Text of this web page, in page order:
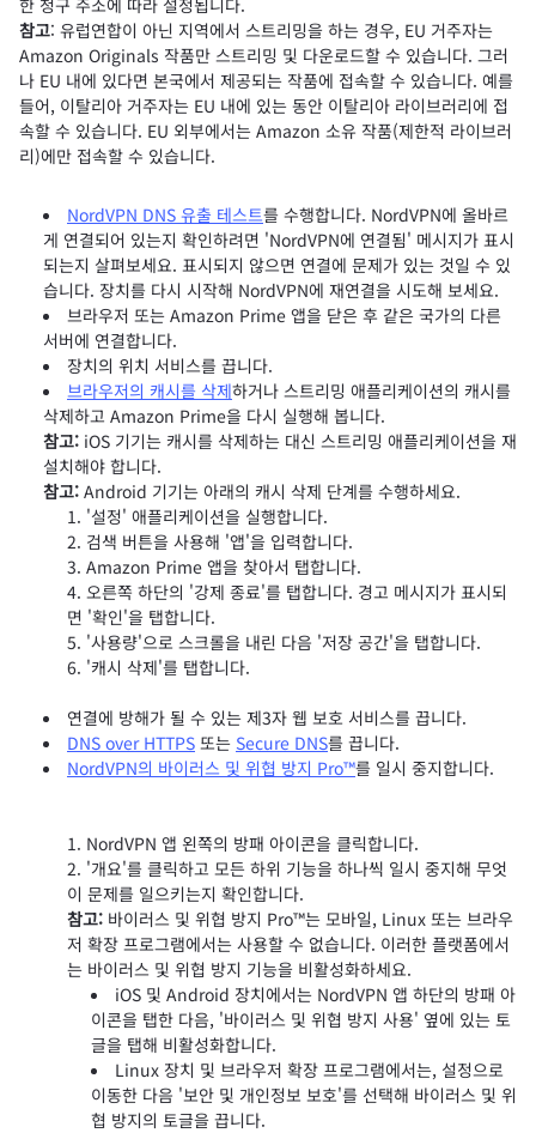
한 청구 주소에 따라 설정됩니다.
참고: 유럽연합이 아닌 지역에서 스트리밍을 하는 경우, EU 거주자는
Amazon Originals 작품만 스트리밍 및 다운로드할 수 있습니다. 그러
나 EU 내에 있다면 본국에서 제공되는 작품에 접속할 수 있습니다. 예를
들어, 이탈리아 거주자는 EU 내에 있는 동안 이탈리아 라이브러리에 접
속할 수 있습니다. EU 외부에서는 Amazon 소유 작품(제한적 라이브러
리)에만 접속할 수 있습니다.
NordVPN DNS 유출 테스트를 수행합니다. NordVPN에 올바르
게 연결되어 있는지 확인하려면 'NordVPN에 연결됨' 메시지가 표시
되는지 살펴보세요. 표시되지 않으면 연결에 문제가 있는 것일 수 있
습니다. 장치를 다시 시작해 NordVPN에 재연결을 시도해 보세요.
브라우저 또는 Amazon Prime 앱을 닫은 후 같은 국가의 다른
서버에 연결합니다.
장치의 위치 서비스를 끕니다.
브라우저의 캐시를 삭제하거나 스트리밍 애플리케이션의 캐시를
삭제하고 Amazon Prime을 다시 실행해 봅니다.
참고: iOS 기기는 캐시를 삭제하는 대신 스트리밍 애플리케이션을 재
설치해야 합니다.
참고: Android 기기는 아래의 캐시 삭제 단계를 수행하세요.
'설정' 애플리케이션을 실행합니다.
검색 버튼을 사용해 '앱'을 입력합니다.
Amazon Prime 앱을 찾아서 탭합니다.
오른쪽 하단의 '강제 종료'를 탭합니다. 경고 메시지가 표시되
면 '확인'을 탭합니다.
'사용량'으로 스크롤을 내린 다음 '저장 공간'을 탭합니다.
'캐시 삭제'를 탭합니다.
연결에 방해가 될 수 있는 제3자 웹 보호 서비스를 끕니다.
DNS over HTTPS 또는 Secure DNS를 끕니다.
NordVPN의 바이러스 및 위협 방지 Pro™를 일시 중지합니다.
NordVPN 앱 왼쪽의 방패 아이콘을 클릭합니다.
'개요'를 클릭하고 모든 하위 기능을 하나씩 일시 중지해 무엇
이 문제를 일으키는지 확인합니다.
참고: 바이러스 및 위협 방지 Pro™는 모바일, Linux 또는 브라우
저 확장 프로그램에서는 사용할 수 없습니다. 이러한 플랫폼에서
는 바이러스 및 위협 방지 기능을 비활성화하세요.
iOS 및 Android 장치에서는 NordVPN 앱 하단의 방패 아
이콘을 탭한 다음, '바이러스 및 위협 방지 사용' 옆에 있는 토
글을 탭해 비활성화합니다.
Linux 장치 및 브라우저 확장 프로그램에서는, 설정으로
이동한 다음 '보안 및 개인정보 보호'를 선택해 바이러스 및 위
협 방지의 토글을 끕니다.